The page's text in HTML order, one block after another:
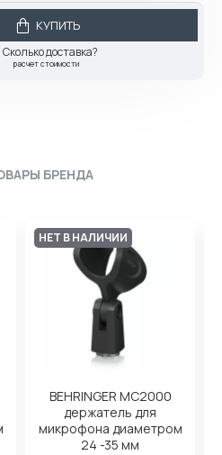
КУПИТЬ
Сколько доставка?
расчет стоимости
БРЕНДА
НЕТ В НАЛИЧИИ
BEHRINGER MC2000
держатель для
микрофона диаметром
24 -35 мм